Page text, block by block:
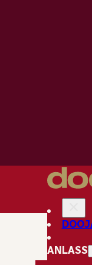
ANLASS